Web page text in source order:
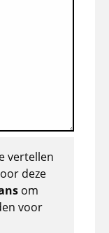
vertellen
deze
om
voor